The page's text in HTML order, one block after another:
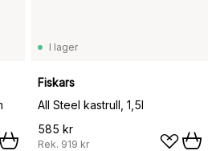
I lager
Fiskars
All Steel kastrull, 1,5l
585 kr
Rek. 919 kr